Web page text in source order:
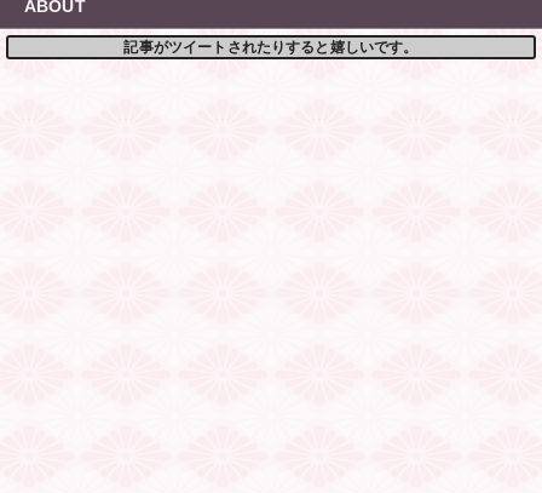
ABOUT
記事がツイートされたりすると嬉しいです。